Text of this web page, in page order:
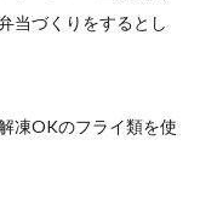
当づくりをするとし
凍OKのフライ類を使